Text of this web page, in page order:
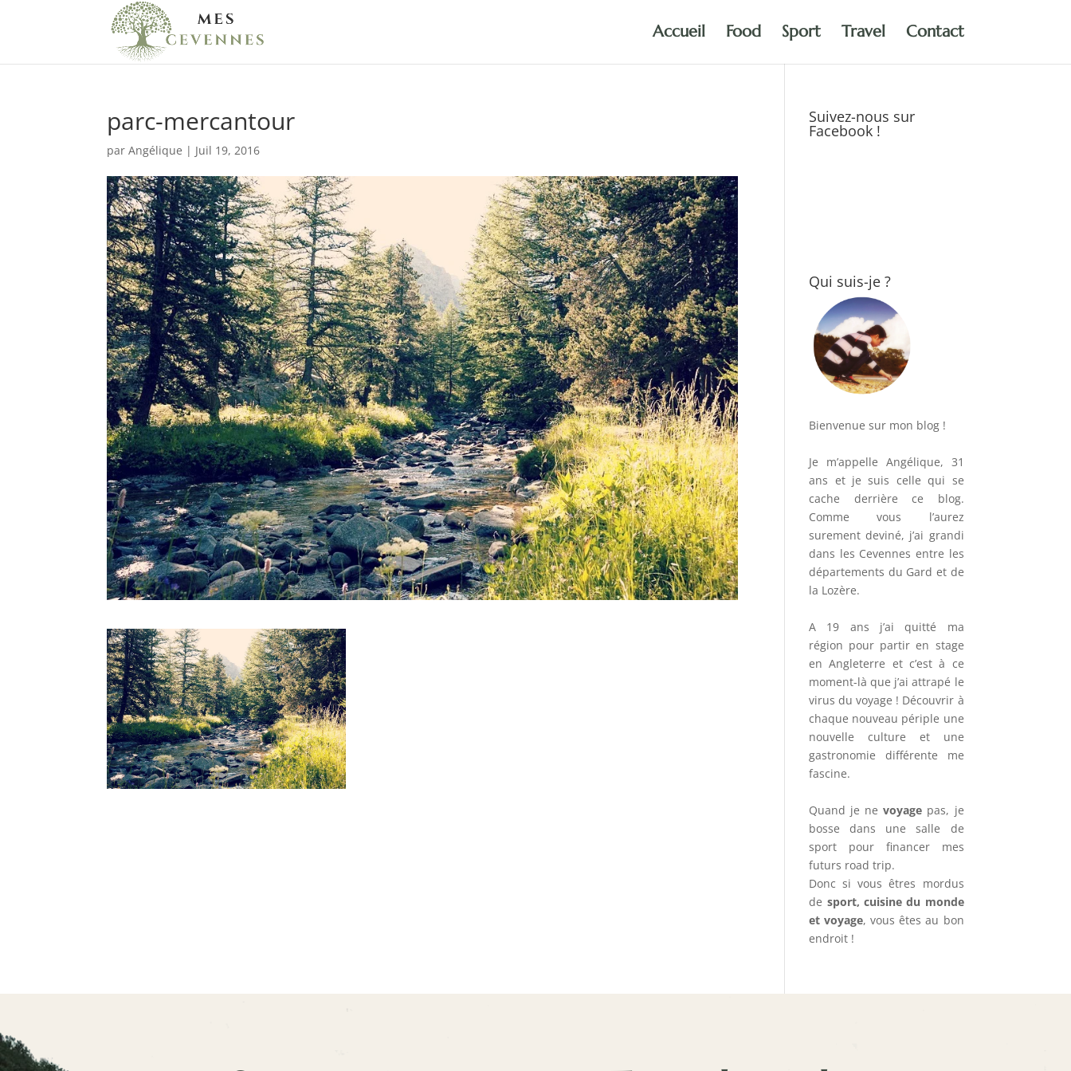
Accueil Food Sport Travel Contact
parc-mercantour
parAngélique | Juil 19, 2016
Suivez-nous sur
Facebook !
Qui suis-je ?
Bienvenue sur mon blog !
Je m’appelle Angélique, 31
ans et je suis celle qui se
cache derrière ce blog.
Comme vous l’aurez
surement deviné, j’ai grandi
dans les Cevennes entre les
départements du Gard et de
la Lozère.
A 19 ans j’ai quitté ma
région pour partir en stage
en Angleterre et c’est à ce
moment-là que j’ai attrapé le
virus du voyage ! Découvrir à
chaque nouveau périple une
nouvelle culture et une
gastronomie différente me
fascine.
Quand je nevoyage pas, je
bosse dans une salle de
sport pour financer mes
futurs road trip.
Donc si vous êtres mordus
de sport, cuisine du monde
et voyage, vous êtes au bon
endroit !